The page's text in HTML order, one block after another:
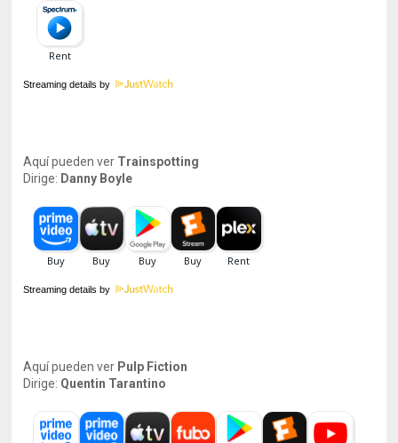
Streaming details by
Aquí pueden ver Trainspotting
Dirige: Danny Boyle
Streaming details by
Aquí pueden ver Pulp Fiction
Dirige: Quentin Tarantino